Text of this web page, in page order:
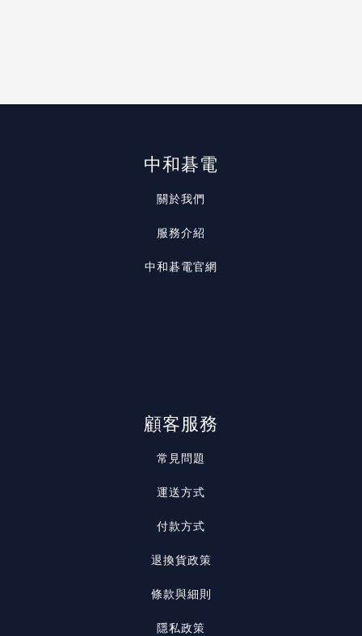
中和碁電
關於我們
服務介紹
中和碁電官網
顧客服務
常見問題
運送方式
付款方式
退換貨政策
條款與細則
隱私政策